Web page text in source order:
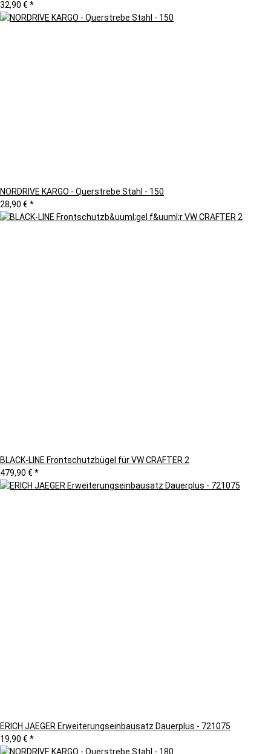
32,90 € *
NORDRIVE KARGO - Querstrebe Stahl - 150
28,90 € *
BLACK-LINE Frontschutzbügel für VW CRAFTER 2
479,90 € *
ERICH JAEGER Erweiterungseinbausatz Dauerplus - 721075
19,90 € *